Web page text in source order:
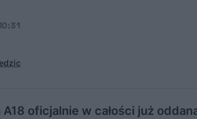
oficjalnie w całości już